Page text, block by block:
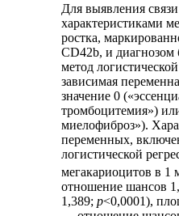
Для выявления
характеристиками
ростка,
CD42b, и диагнозом
метод
зависимая
значение 0
тромбоцитемия»)
миелофиброз»).
переменных,
логистической
мегакариоцитов в 1
отношение шансов
1,389;p<0,0001),